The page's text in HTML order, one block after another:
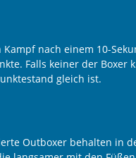
nach einem 10-
Falls keiner der
gleich ist.
Outboxer behalten in